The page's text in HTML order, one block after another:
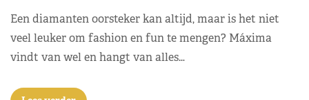
Een diamanten oorsteker kan altijd, maar is het niet
veel leuker om fashion en fun te mengen? Máxima
vindt van wel en hangt van alles…